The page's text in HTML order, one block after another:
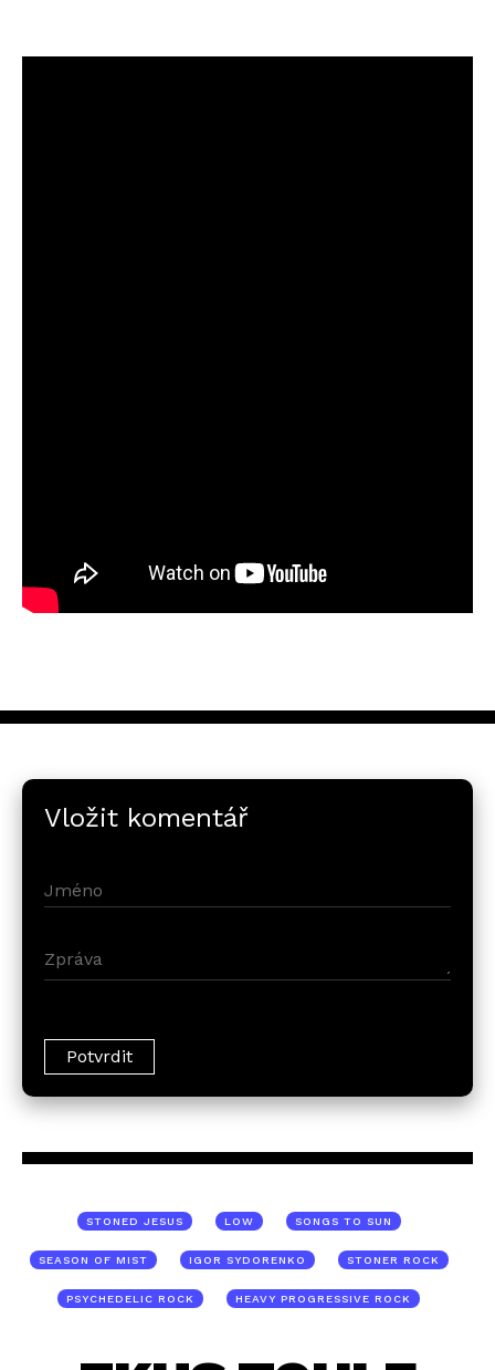
Vložit komentář
STONED JESUS LOW SONGS TO SUN
SEASON OF MIST IGOR SYDORENKO STONER ROCK
PSYCHEDELIC ROCK HEAVY PROGRESSIVE ROCK